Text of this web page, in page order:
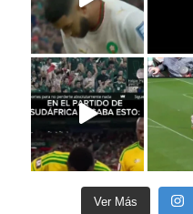
Ver Más